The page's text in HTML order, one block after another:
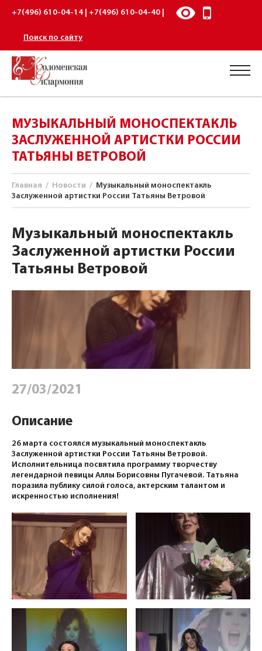
+7(496) 610-04-14 | +7(496) 610-04-40 |
Поиск по сайту
МУЗЫКАЛЬНЫЙ МОНОСПЕКТАКЛЬ
ЗАСЛУЖЕННОЙ АРТИСТКИ РОССИИ
ТАТЬЯНЫ ВЕТРОВОЙ
Главная / Новости / Музыкальный моноспектакль
Заслуженной артистки России Татьяны Ветровой
Музыкальный моноспектакль
Заслуженной артистки России
Татьяны Ветровой
27/03/2021
Описание
26 марта состоялся музыкальный моноспектакль
Заслуженной артистки России Татьяны Ветровой.
Исполнительница посвятила программу творчеству
легендарной певицы Аллы Борисовны Пугачевой. Татьяна
поразила публику силой голоса, актерским талантом и
искренностью исполнения!